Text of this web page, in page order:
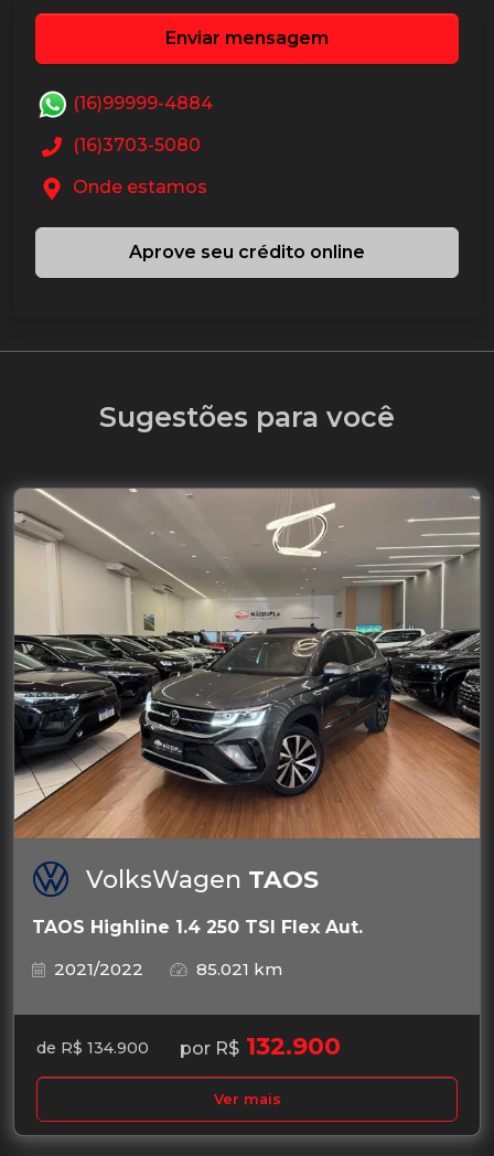
Enviar mensagem
(16)99999-4884
(16)3703-5080
Onde estamos
Aprove seu crédito online
Sugestões para você
VolksWagen TAOS
TAOS Highline 1.4 250 TSI Flex Aut.
2021/2022
85.021 km
de R$ 134.900 por R$ 132.900
Ver mais